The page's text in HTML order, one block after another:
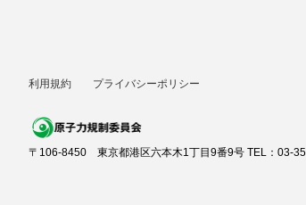
利用規約 プライバシーポリシー
〒106-8450 東京都港区六本木1丁目9番9号 TEL：03-